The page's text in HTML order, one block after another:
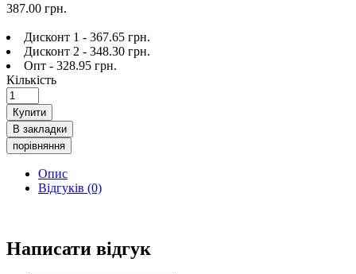
387.00 грн.
Дисконт 1 - 367.65 грн.
Дисконт 2 - 348.30 грн.
Опт - 328.95 грн.
Кількість
Купити
В закладки
порівняння
Опис
Відгуків (0)
Написати відгук